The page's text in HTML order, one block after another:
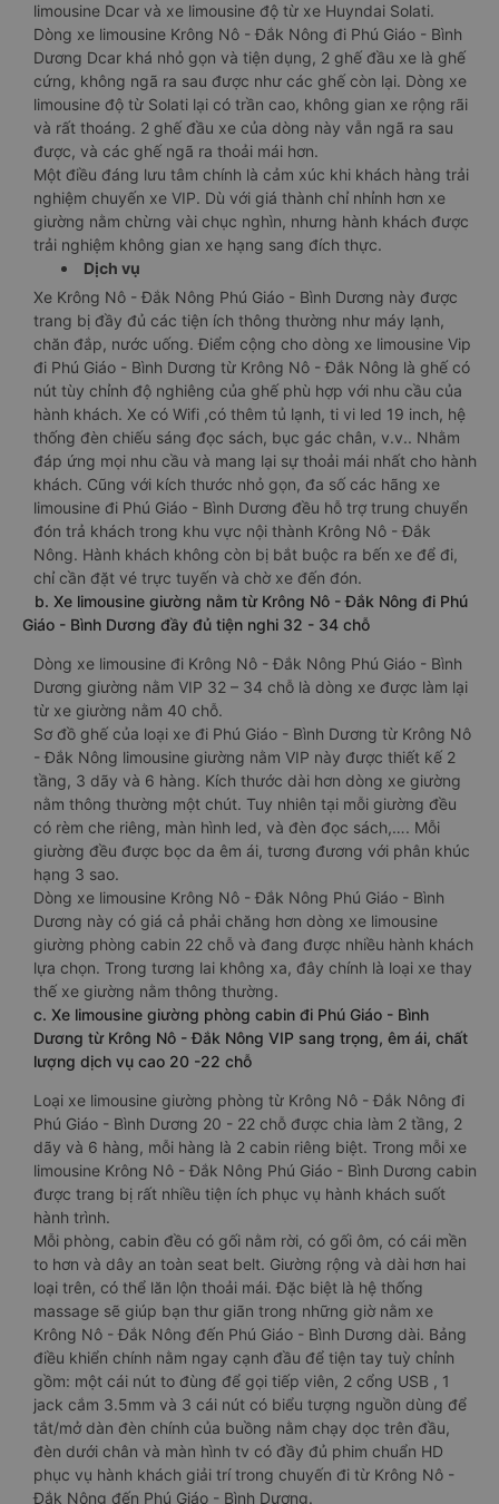
limousine Dcar và xe limousine độ từ xe Huyndai Solati.
Dòng xe limousine Krông Nô - Đắk Nông đi Phú Giáo - Bình
Dương Dcar khá nhỏ gọn và tiện dụng, 2 ghế đầu xe là ghế
cứng, không ngã ra sau được như các ghế còn lại. Dòng xe
limousine độ từ Solati lại có trần cao, không gian xe rộng rãi
và rất thoáng. 2 ghế đầu xe của dòng này vẫn ngã ra sau
được, và các ghế ngã ra thoải mái hơn.
Một điều đáng lưu tâm chính là cảm xúc khi khách hàng trải
nghiệm chuyến xe VIP. Dù với giá thành chỉ nhỉnh hơn xe
giường nằm chừng vài chục nghìn, nhưng hành khách được
trải nghiệm không gian xe hạng sang đích thực.
Dịch vụ
Xe Krông Nô - Đắk Nông Phú Giáo - Bình Dương này được
trang bị đầy đủ các tiện ích thông thường như máy lạnh,
chăn đắp, nước uống. Điểm cộng cho dòng xe limousine Vip
đi Phú Giáo - Bình Dương từ Krông Nô - Đắk Nông là ghế có
nút tùy chỉnh độ nghiêng của ghế phù hợp với nhu cầu của
hành khách. Xe có Wifi ,có thêm tủ lạnh, ti vi led 19 inch, hệ
thống đèn chiếu sáng đọc sách, bục gác chân, v.v.. Nhằm
đáp ứng mọi nhu cầu và mang lại sự thoải mái nhất cho hành
khách. Cũng với kích thước nhỏ gọn, đa số các hãng xe
limousine đi Phú Giáo - Bình Dương đều hỗ trợ trung chuyển
đón trả khách trong khu vực nội thành Krông Nô - Đắk
Nông. Hành khách không còn bị bắt buộc ra bến xe để đi,
chỉ cần đặt vé trực tuyến và chờ xe đến đón.
b. Xe limousine giường nằm từ Krông Nô - Đắk Nông đi Phú
Giáo - Bình Dương đầy đủ tiện nghi 32 - 34 chỗ
Dòng xe limousine đi Krông Nô - Đắk Nông Phú Giáo - Bình
Dương giường nằm VIP 32 – 34 chỗ là dòng xe được làm lại
từ xe giường nằm 40 chỗ.
Sơ đồ ghế của loại xe đi Phú Giáo - Bình Dương từ Krông Nô
- Đắk Nông limousine giường nằm VIP này được thiết kế 2
tầng, 3 dãy và 6 hàng. Kích thước dài hơn dòng xe giường
nằm thông thường một chút. Tuy nhiên tại mỗi giường đều
có rèm che riêng, màn hình led, và đèn đọc sách,…. Mỗi
giường đều được bọc da êm ái, tương đương với phân khúc
hạng 3 sao.
Dòng xe limousine Krông Nô - Đắk Nông Phú Giáo - Bình
Dương này có giá cả phải chăng hơn dòng xe limousine
giường phòng cabin 22 chỗ và đang được nhiều hành khách
lựa chọn. Trong tương lai không xa, đây chính là loại xe thay
thế xe giường nằm thông thường.
c. Xe limousine giường phòng cabin đi Phú Giáo - Bình
Dương từ Krông Nô - Đắk Nông VIP sang trọng, êm ái, chất
lượng dịch vụ cao 20 -22 chỗ
Loại xe limousine giường phòng từ Krông Nô - Đắk Nông đi
Phú Giáo - Bình Dương 20 - 22 chỗ được chia làm 2 tầng, 2
dãy và 6 hàng, mỗi hàng là 2 cabin riêng biệt. Trong mỗi xe
limousine Krông Nô - Đắk Nông Phú Giáo - Bình Dương cabin
được trang bị rất nhiều tiện ích phục vụ hành khách suốt
hành trình.
Mỗi phòng, cabin đều có gối nằm rời, có gối ôm, có cái mền
to hơn và dây an toàn seat belt. Giường rộng và dài hơn hai
loại trên, có thể lăn lộn thoải mái. Đặc biệt là hệ thống
massage sẽ giúp bạn thư giãn trong những giờ nằm xe
Krông Nô - Đắk Nông đến Phú Giáo - Bình Dương dài. Bảng
điều khiển chính nằm ngay cạnh đầu để tiện tay tuỳ chỉnh
gồm: một cái nút to đùng để gọi tiếp viên, 2 cổng USB , 1
jack cắm 3.5mm và 3 cái nút có biểu tượng nguồn dùng để
tắt/mở dàn đèn chính của buồng nằm chạy dọc trên đầu,
đèn dưới chân và màn hình tv có đầy đủ phim chuẩn HD
phục vụ hành khách giải trí trong chuyến đi từ Krông Nô -
Đắk Nông đến Phú Giáo - Bình Dương.